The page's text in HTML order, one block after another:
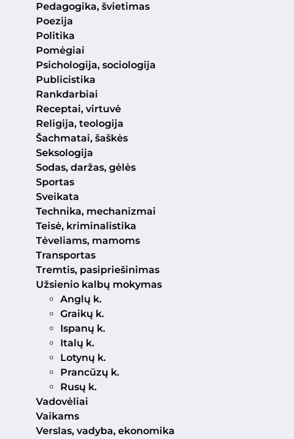
Pedagogika, švietimas
Poezija
Politika
Pomėgiai
Psichologija, sociologija
Publicistika
Rankdarbiai
Receptai, virtuvė
Religija, teologija
Šachmatai, šaškės
Seksologija
Sodas, daržas, gėlės
Sportas
Sveikata
Technika, mechanizmai
Teisė, kriminalistika
Tėveliams, mamoms
Transportas
Tremtis, pasipriešinimas
Užsienio kalbų mokymas
Anglų k.
Graikų k.
Ispanų k.
Italų k.
Lotynų k.
Prancūzų k.
Rusų k.
Vadovėliai
Vaikams
Verslas, vadyba, ekonomika